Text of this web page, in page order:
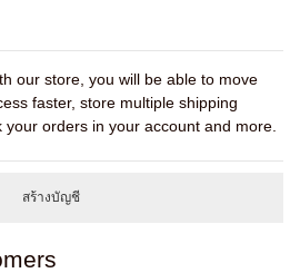
our store, you will be able to move
faster, store multiple shipping
orders in your account and more.
สร้างบัญชี